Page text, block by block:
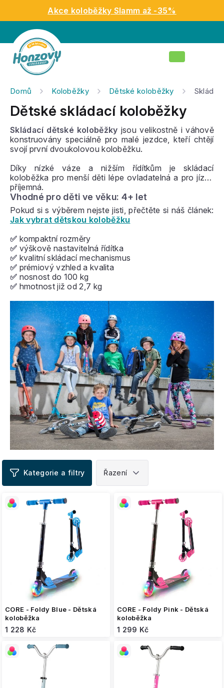
obsah
Akce koloběžky Slamm až -35%
Nákupní
Domů Koloběžky Dětské koloběžky
Dětské skládací koloběžky
Skládací dětské koloběžky jsou velikostně i váhově
konstruovány speciálně pro malé jezdce, kteří chtějí
svojí první dvoukolovou koloběžku.
Díky nízké váze a nižším řídítkům je skládací
koloběžka pro menší děti lépe ovladatelná a pro jízdu
příjemná.
Vhodné pro děti ve věku: 4+ let
Pokud si s výběrem nejste jisti, přečtěte si náš článek:
Jak vybrat dětskou koloběžku
✅ kompaktní rozměry
✅ výškově nastavitelná řídítka
✅ kvalitní skládací mechanismus
✅ prémiový vzhled a kvalita
✅ nosnost do 100 kg
✅ hmotnost již od 2,7 kg
ý
p
i
s
CORE - Foldy Blue - Dětská
koloběžka
1 228 Kč
CORE - Foldy Pink - Dětská
koloběžka
1 299 Kč